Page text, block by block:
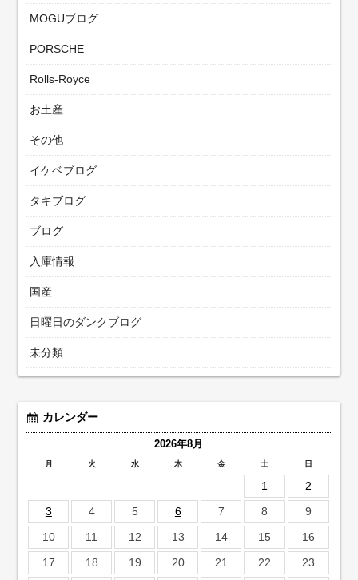
MOGUブログ
PORSCHE
Rolls-Royce
お土産
その他
イケベブログ
タキブログ
ブログ
入庫情報
国産
日曜日のダンクブログ
未分類
カレンダー
2026年8月
月 火 水 木 金 土 日
1
2
3
4 5 6 7 8
9
10
11 12 13 14 15
16
17
18 19 20 21 22
23